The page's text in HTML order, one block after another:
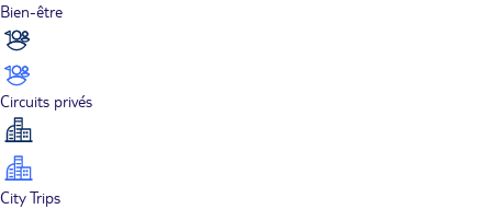
Bien-être
Circuits privés
City Trips